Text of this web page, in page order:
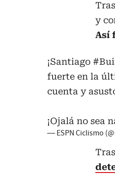
y
Así
¡Santiago
fuerte en la
cuenta y
¡Ojalá no sea
— ESPN Ciclismo